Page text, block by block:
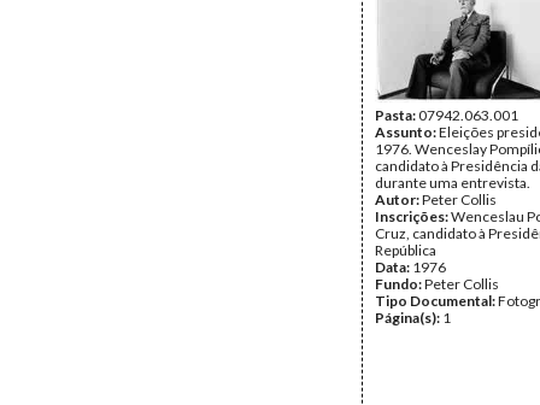
Pasta:07942.063.001
Assunto:Eleições
1976. Wenceslay
candidato à Presidência
durante uma entrevista.
Autor:Peter Collis
Inscrições:Wenceslau
Cruz, candidato à
República
Data: 1976
Fundo:Peter Collis
Tipo Documental:
Página(s): 1